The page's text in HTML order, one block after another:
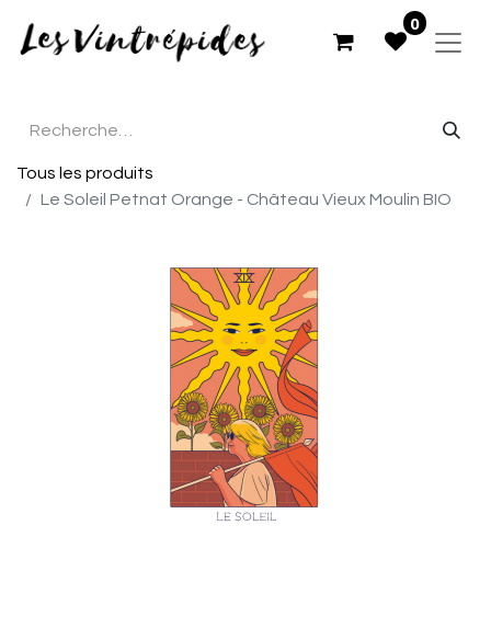
0
Tous les produits
Le Soleil Petnat Orange - Château Vieux Moulin BIO